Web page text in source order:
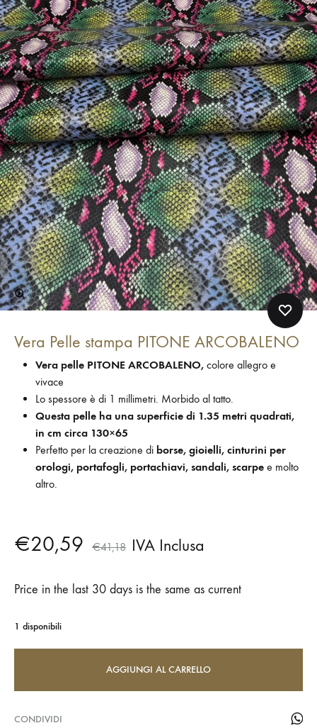
Vera Pelle stampa PITONE ARCOBALENO
Vera pelle PITONE ARCOBALENO, colore allegro e
vivace
Lo spessore è di 1 millimetri. Morbido al tatto.
Questa pelle ha una superficie di 1.35 metri quadrati,
in cm circa 130×65
Perfetto per la creazione di borse, gioielli, cinturini per
orologi, portafogli, portachiavi, sandali, scarpe e molto
altro.
€20,59 €41,18 IVA Inclusa
Price in the last 30 days is the same as current
1 disponibili
AGGIUNGI AL CARRELLO
CONDIVIDI